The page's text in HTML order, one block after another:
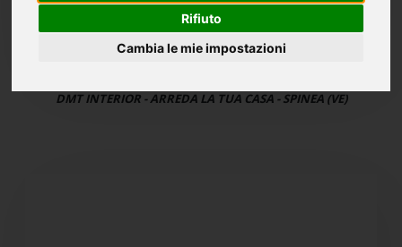
Rifiuto
Cambia le mie impostazioni
DMT INTERIOR - ARREDA LA TUA CASA - SPINEA (VE)